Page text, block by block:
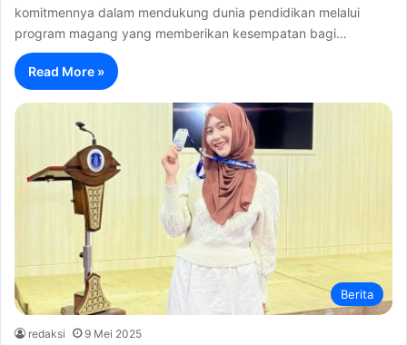
komitmennya dalam mendukung dunia pendidikan melalui
program magang yang memberikan kesempatan bagi…
Read More »
Berita
redaksi 9 Mei 2025